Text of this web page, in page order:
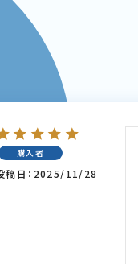
購入者
稿日 2025/11/28